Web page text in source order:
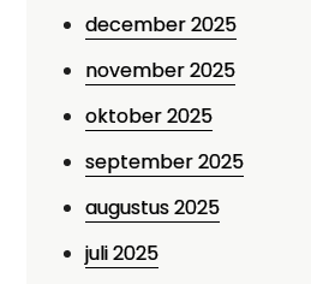
december 2025
november 2025
oktober 2025
september 2025
augustus 2025
juli 2025